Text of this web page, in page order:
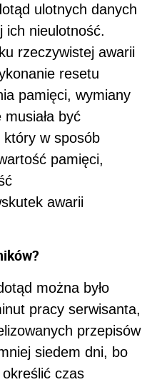
ulotnych danych
ich nieulotność.
rzeczywistej awarii
resetu
pamięci, wymiany
być
który w sposób
pamięci,
awarii
można było
pracy serwisanta,
przepisów
siedem dni, bo
czas